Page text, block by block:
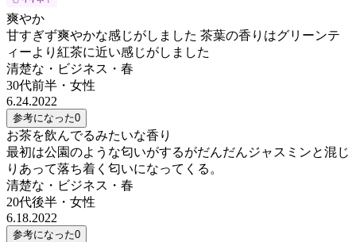
爽やか
甘すぎず爽やかな感じがしました 茶葉の香りはグリーンテ
ィーより紅茶に近い感じがしました
清楚な・ビジネス・春
30代前半 ・ 女性
6.24.2022
参考になった0
お茶を飲んでるみたいな香り
最初は公園のような匂いがするがだんだんジャスミンと混じ
りあって落ち着く匂いになってくる。
清楚な・ビジネス・春
20代後半 ・ 女性
6.18.2022
参考になった0